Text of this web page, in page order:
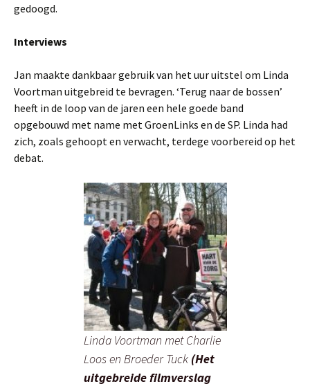
gedoogd.
Interviews
Jan maakte dankbaar gebruik van het uur uitstel om Linda
Voortman uitgebreid te bevragen. ‘Terug naar de bossen’
heeft in de loop van de jaren een hele goede band
opgebouwd met name met GroenLinks en de SP. Linda had
zich, zoals gehoopt en verwacht, terdege voorbereid op het
debat.
Linda Voortman met Charlie
Loos en Broeder Tuck (Het
uitgebreide filmverslag